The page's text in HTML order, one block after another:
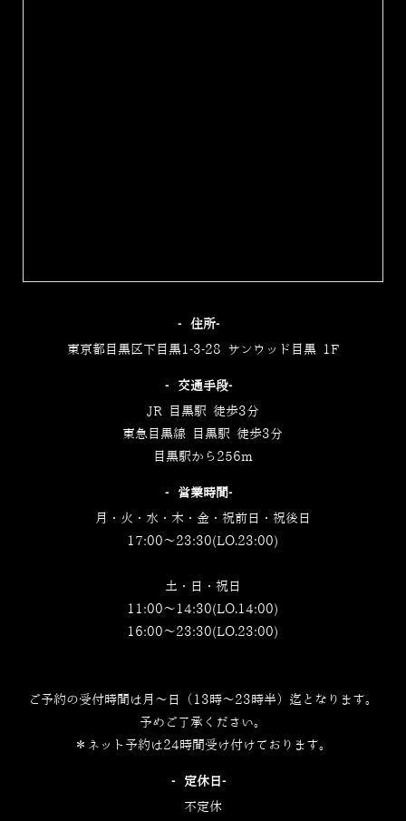
‐住所‐
東京都目黒区下目黒1-3-28 サンウッド目黒 1F
‐交通手段‐
JR 目黒駅 徒歩3分
東急目黒線 目黒駅 徒歩3分
目黒駅から256m
‐営業時間‐
月・火・水・木・金・祝前日・祝後日
17:00～23:30(LO.23:00)
土・日・祝日
11:00～14:30(LO.14:00)
16:00～23:30(LO.23:00)
ご予約の受付時間は月～日（13時～23時半）迄となります。
予めご了承ください。
＊ネット予約は24時間受け付けております。
‐定休日‐
不定休